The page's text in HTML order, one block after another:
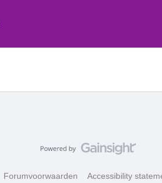
Forumvoorwaarden Accessibility